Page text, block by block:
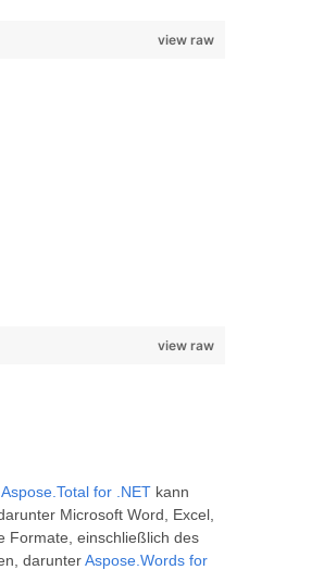
view raw
view raw
Aspose.Total for .NET kann
Microsoft Word, Excel,
Formate, einschließlich des
darunterAspose.Words for